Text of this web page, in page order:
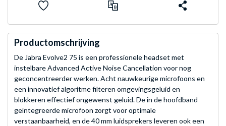
Productomschrijving
De Jabra Evolve2 75 is een professionele headset met
instelbare Advanced Active Noise Cancellation voor nog
geconcentreerder werken. Acht nauwkeurige microfoons en
een innovatief algoritme filteren omgevingsgeluid en
blokkeren effectief ongewenst geluid. De in de hoofdband
geïntegreerde microfoon zorgt voor optimale
verstaanbaarheid, en de 40 mm luidsprekers leveren ook een